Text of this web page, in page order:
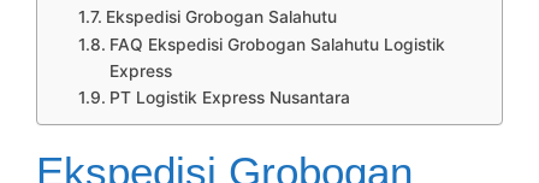
Ekspedisi Grobogan Salahutu
FAQ Ekspedisi Grobogan Salahutu Logistik
Express
PT Logistik Express Nusantara
Ekspedisi Grobogan